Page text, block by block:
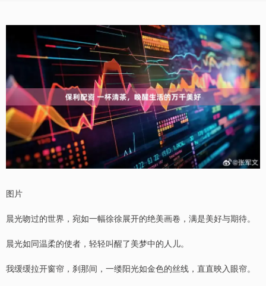
图片
晨光吻过的世界，宛如一幅徐徐展开的绝美画卷，满是美好与期待。
晨光如同温柔的使者，轻轻叫醒了美梦中的人儿。
我缓缓拉开窗帘，刹那间，一缕阳光如金色的丝线，直直映入眼帘。